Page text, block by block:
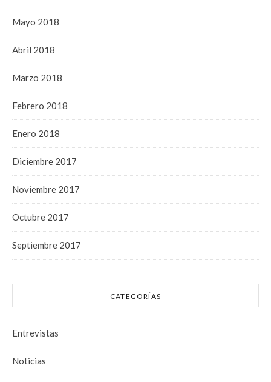
Mayo 2018
Abril 2018
Marzo 2018
Febrero 2018
Enero 2018
Diciembre 2017
Noviembre 2017
Octubre 2017
Septiembre 2017
CATEGORÍAS
Entrevistas
Noticias